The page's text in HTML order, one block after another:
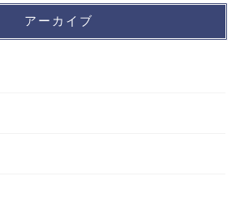
アーカイブ